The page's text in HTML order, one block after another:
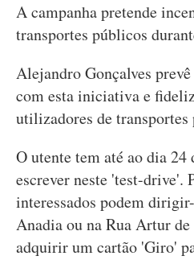
A campanha pretende
transportes públicos
Alejandro Gonçalves prevê
com esta iniciativa e
utilizadores de transportes
O utente tem até ao dia 24
escrever neste 'test-drive'.
interessados podem
Anadia ou na Rua Artur de
adquirir um cartão 'Giro'